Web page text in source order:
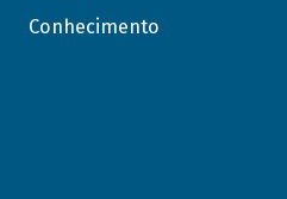
Conhecimento